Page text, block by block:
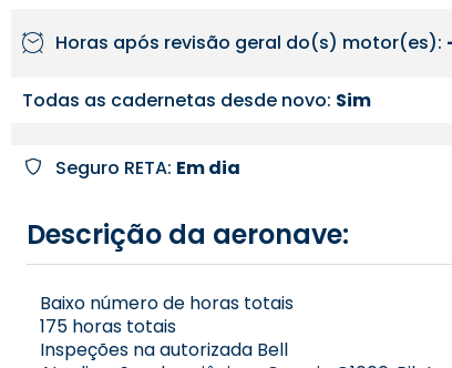
Horas após revisão geral do(s) motor(es):
Todas as cadernetas desde novo: Sim
Seguro RETA: Em dia
Descrição da aeronave:
Baixo número de horas totais
175 horas totais
Inspeções na autorizada Bell